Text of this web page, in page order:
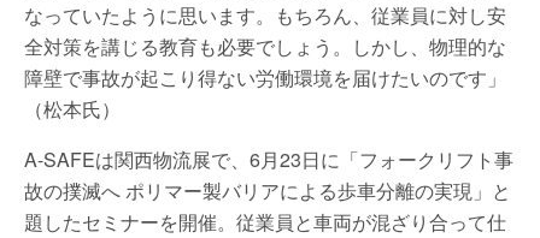
なっていたように思います。もちろん、従業員に対し安
全対策を講じる教育も必要でしょう。しかし、物理的な
障壁で事故が起こり得ない労働環境を届けたいのです」
（松本氏）
A-SAFEは関西物流展で、6月23日に「フォークリフト事
故の撲滅へ ポリマー製バリアによる歩車分離の実現」と
題したセミナーを開催。従業員と車両が混ざり合って仕